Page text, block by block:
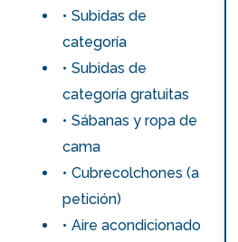
Subidas de
categoría
Subidas de
categoría gratuitas
Sábanas y ropa de
cama
Cubrecolchones (a
petición)
Aire acondicionado